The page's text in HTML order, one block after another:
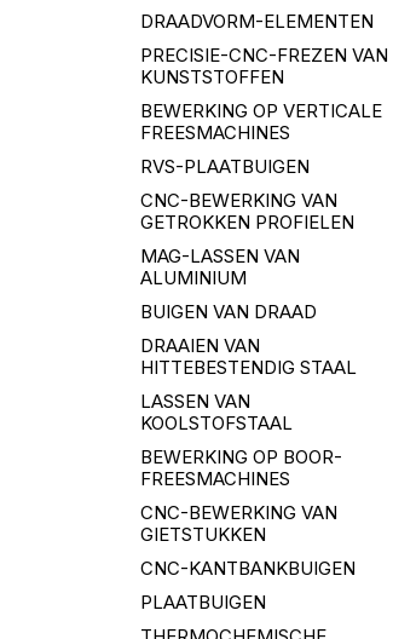
DRAADVORM-ELEMENTEN
PRECISIE-CNC-FREZEN VAN
KUNSTSTOFFEN
BEWERKING OP VERTICALE
FREESMACHINES
RVS-PLAATBUIGEN
CNC-BEWERKING VAN
GETROKKEN PROFIELEN
MAG-LASSEN VAN
ALUMINIUM
BUIGEN VAN DRAAD
DRAAIEN VAN
HITTEBESTENDIG STAAL
LASSEN VAN
KOOLSTOFSTAAL
BEWERKING OP BOOR-
FREESMACHINES
CNC-BEWERKING VAN
GIETSTUKKEN
CNC-KANTBANKBUIGEN
PLAATBUIGEN